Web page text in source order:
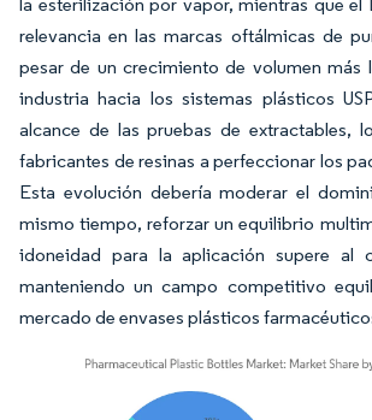
relevancia en las marcas oftálmicas de
pesar de un crecimiento de volumen más
industria hacia los sistemas plásticos
alcance de las pruebas de extractables,
fabricantes de resinas a perfeccionar los
Esta evolución debería moderar el
mismo tiempo, reforzar un equilibrio
idoneidad para la aplicación supere al
manteniendo un campo competitivo
mercado de envases plásticos